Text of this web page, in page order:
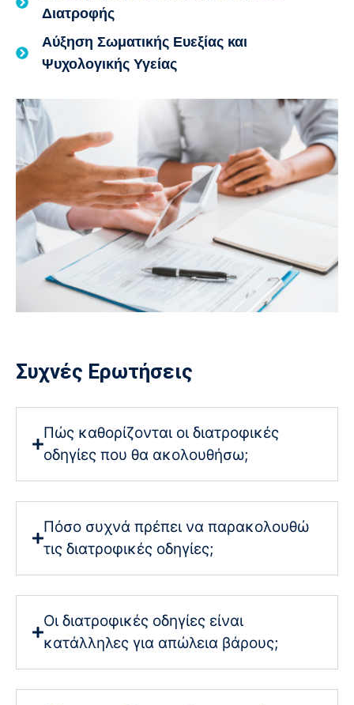
Διατροφής
Αύξηση Σωματικής Ευεξίας και
Ψυχολογικής Υγείας
Συχνές Ερωτήσεις
Πώς καθορίζονται οι διατροφικές
οδηγίες που θα ακολουθήσω;
Πόσο συχνά πρέπει να παρακολουθώ
τις διατροφικές οδηγίες;
Οι διατροφικές οδηγίες είναι
κατάλληλες για απώλεια βάρους;